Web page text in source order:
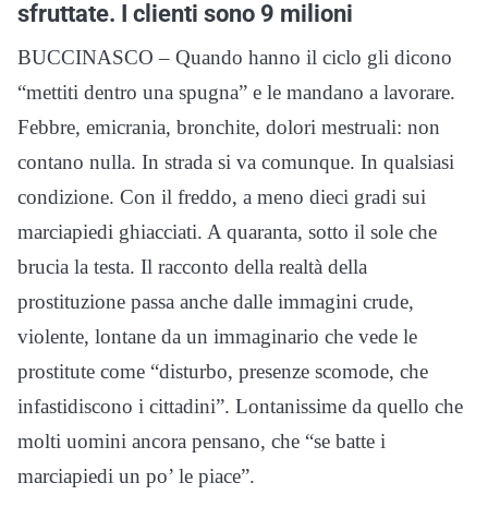
sfruttate. I clienti sono 9 milioni
BUCCINASCO – Quando hanno il ciclo gli dicono
“mettiti dentro una spugna” e le mandano a lavorare.
Febbre, emicrania, bronchite, dolori mestruali: non
contano nulla. In strada si va comunque. In qualsiasi
condizione. Con il freddo, a meno dieci gradi sui
marciapiedi ghiacciati. A quaranta, sotto il sole che
brucia la testa. Il racconto della realtà della
prostituzione passa anche dalle immagini crude,
violente, lontane da un immaginario che vede le
prostitute come “disturbo, presenze scomode, che
infastidiscono i cittadini”. Lontanissime da quello che
molti uomini ancora pensano, che “se batte i
marciapiedi un po’ le piace”.